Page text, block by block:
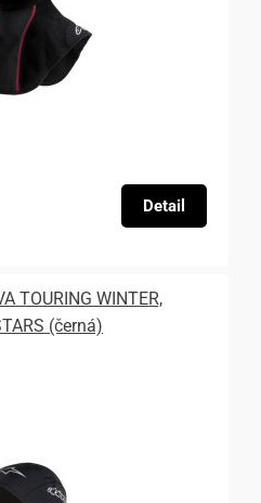
Detail
TOURING WINTER,
(černá)